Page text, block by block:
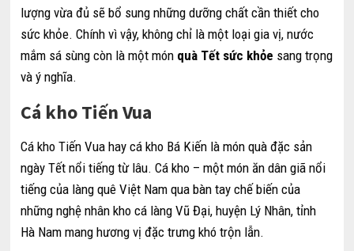
lượng vừa đủ sẽ bổ sung những dưỡng chất cần thiết cho
sức khỏe. Chính vì vậy, không chỉ là một loại gia vị, nước
mắm sá sùng còn là một món quà Tết sức khỏe sang trọng
và ý nghĩa.
Cá kho Tiến Vua
Cá kho Tiến Vua hay cá kho Bá Kiến là món quà đặc sản
ngày Tết nổi tiếng từ lâu. Cá kho – một món ăn dân giã nổi
tiếng của làng quê Việt Nam qua bàn tay chế biến của
những nghệ nhân kho cá làng Vũ Đại, huyện Lý Nhân, tỉnh
Hà Nam mang hương vị đặc trưng khó trộn lẫn.